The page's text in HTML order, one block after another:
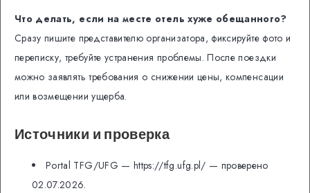
Что делать, если на месте отель хуже обещанного?
Сразу пишите представителю организатора, фиксируйте фото и
переписку, требуйте устранения проблемы. После поездки
можно заявлять требования о снижении цены, компенсации
или возмещении ущерба.
Источники и проверка
Portal TFG/UFG — https://tfg.ufg.pl/ — проверено
02.07.2026.